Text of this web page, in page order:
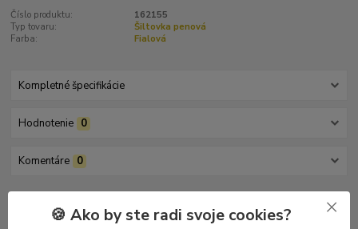
Číslo produktu:
162155
Typ tovaru:
Šiltovka penová
Farba:
Fialová
Kompletné špecifikácie
Hodnotenie 0
Komentáre 0
Kompletné špecifikácie
🍪 Ako by ste radi svoje cookies?